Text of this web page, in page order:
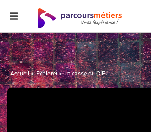
Accueil Explorer Le casse du CIEL